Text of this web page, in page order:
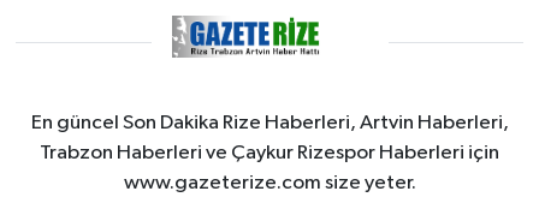
En güncel Son Dakika Rize Haberleri, Artvin Haberleri,
Trabzon Haberleri ve Çaykur Rizespor Haberleri için
www.gazeterize.com size yeter.